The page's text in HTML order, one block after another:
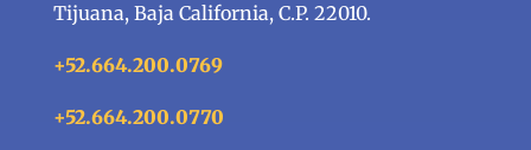
Tijuana, Baja California, C.P. 22010.
+52.664.200.0769
+52.664.200.0770